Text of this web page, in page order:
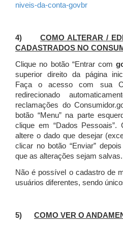
niveis-da-conta-govbr
4) COMO ALTERAR /
CADASTRADOS NO
Clique no botão “Entrar com
superior direito da página
Faça o acesso com sua
redirecionado
reclamações do
botão “Menu” na parte
clique em “Dados Pessoais”.
altere o dado que desejar
clicar no botão “Enviar”
que as alterações sejam salvas.
Não é possível o cadastro de
usuários diferentes, sendo
5) COMO VER O